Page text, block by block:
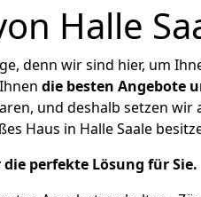
Halle
denn wir sind hier, um
die besten Angebote
und deshalb setzen
Haus in Halle Saale
perfekte Lösung für Sie.